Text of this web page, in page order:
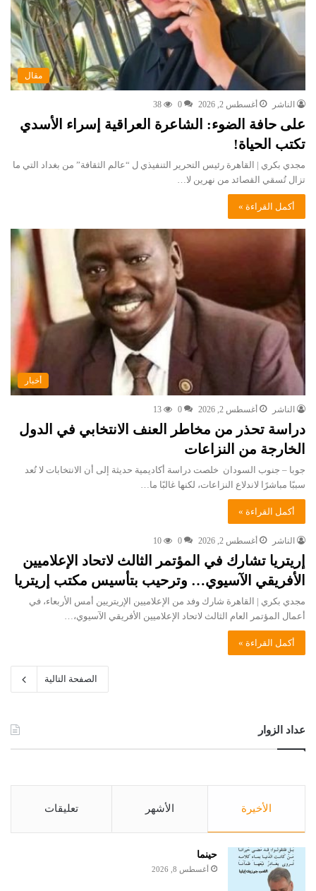
مقال
الناشر أغسطس 2, 2026 0
38
على حافة الضوء: الشاعرة العراقية إسراء الأسدي
تكتب الحياة!
مجدي بكري | القاهرة رئيس التحرير التنفيذي ل “عالم الثقافة” من بغداد التي ما
تزال تُسقي القصائد من نهرين لا…
أكمل القراءة »
أخبار
الناشر أغسطس 2, 2026 0
13
دراسة تحذر من مخاطر العنف الانتخابي في الدول
الخارجة من النزاعات
جوبا – جنوب السودان خلصت دراسة أكاديمية حديثة إلى أن الانتخابات لا تُعد
سببًا مباشرًا لاندلاع النزاعات، لكنها غالبًا ما…
أكمل القراءة »
الناشر أغسطس 2, 2026 0
10
إريتريا تشارك في المؤتمر الثالث لاتحاد الإعلاميين
الأفريقي الآسيوي… وترحيب بتأسيس مكتب إريتريا
مجدي بكري | القاهرة شارك وفد من الإعلاميين الإريتريين أمس الأربعاء، في
أعمال المؤتمر العام الثالث لاتحاد الإعلاميين الأفريقي الآسيوي،…
أكمل القراءة »
الصفحة التالية
عداد الزوار
الأخيرة الأشهر تعليقات
حينما
أغسطس 8, 2026